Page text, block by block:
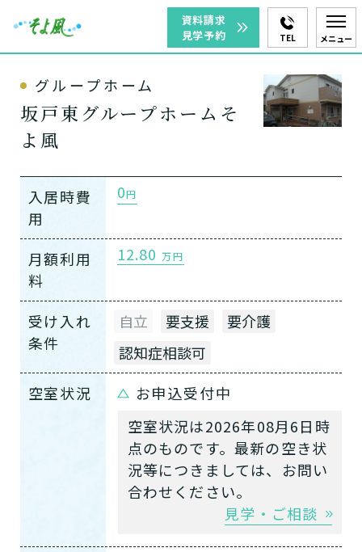
資料請求
見学予約
TEL メニュー
グループホーム
坂戸東グループホームそ
よ風
入居時費
用
0円
月額利用
料
12.80 万円
受け入れ
条件
自立 要支援
要介護
認知症相談可
空室状況
お申込受付中
空室状況は2026年08月6日時
点のものです。最新の空き状
況等につきましては、お問い
合わせください。
見学・ご相談